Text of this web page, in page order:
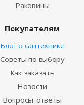
Раковины
Покупателям
Блог о сантехнике
Советы по выбору
Как заказать
Новости
Вопросы-ответы